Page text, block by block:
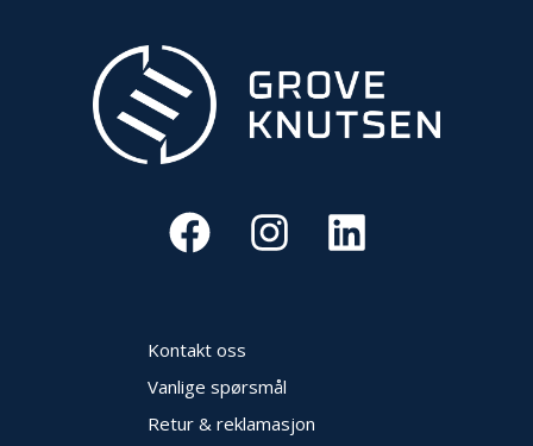
Kontakt oss
Vanlige spørsmål
Retur & reklamasjon